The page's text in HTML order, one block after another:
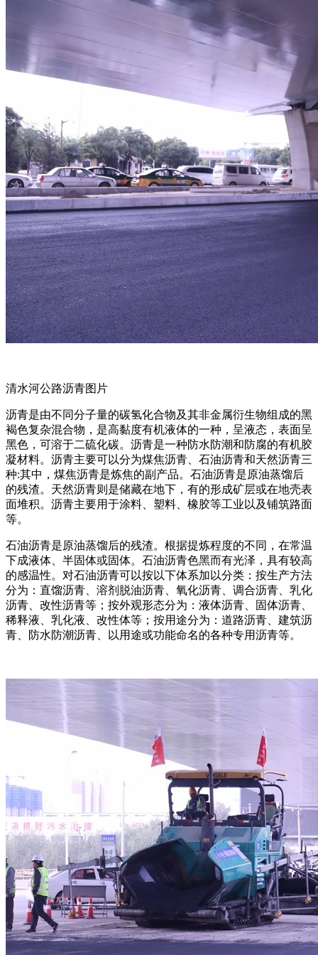
清水河公路沥青图片
沥青是由不同分子量的碳氢化合物及其非金属衍生物组成的黑
褐色复杂混合物，是高黏度有机液体的一种，呈液态，表面呈
黑色，可溶于二硫化碳。沥青是一种防水防潮和防腐的有机胶
凝材料。沥青主要可以分为煤焦沥青、石油沥青和天然沥青三
种:其中，煤焦沥青是炼焦的副产品。石油沥青是原油蒸馏后
的残渣。天然沥青则是储藏在地下，有的形成矿层或在地壳表
面堆积。沥青主要用于涂料、塑料、橡胶等工业以及铺筑路面
等。
石油沥青是原油蒸馏后的残渣。根据提炼程度的不同，在常温
下成液体、半固体或固体。石油沥青色黑而有光泽，具有较高
的感温性。对石油沥青可以按以下体系加以分类：按生产方法
分为：直馏沥青、溶剂脱油沥青、氧化沥青、调合沥青、乳化
沥青、改性沥青等；按外观形态分为：液体沥青、固体沥青、
稀释液、乳化液、改性体等；按用途分为：道路沥青、建筑沥
青、防水防潮沥青、以用途或功能命名的各种专用沥青等。